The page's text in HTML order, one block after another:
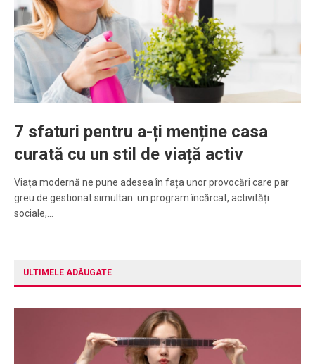
7 sfaturi pentru a-ți menține casa
curată cu un stil de viață activ
Viața modernă ne pune adesea în fața unor provocări care par
greu de gestionat simultan: un program încărcat, activități
sociale,…
ULTIMELE ADĂUGATE